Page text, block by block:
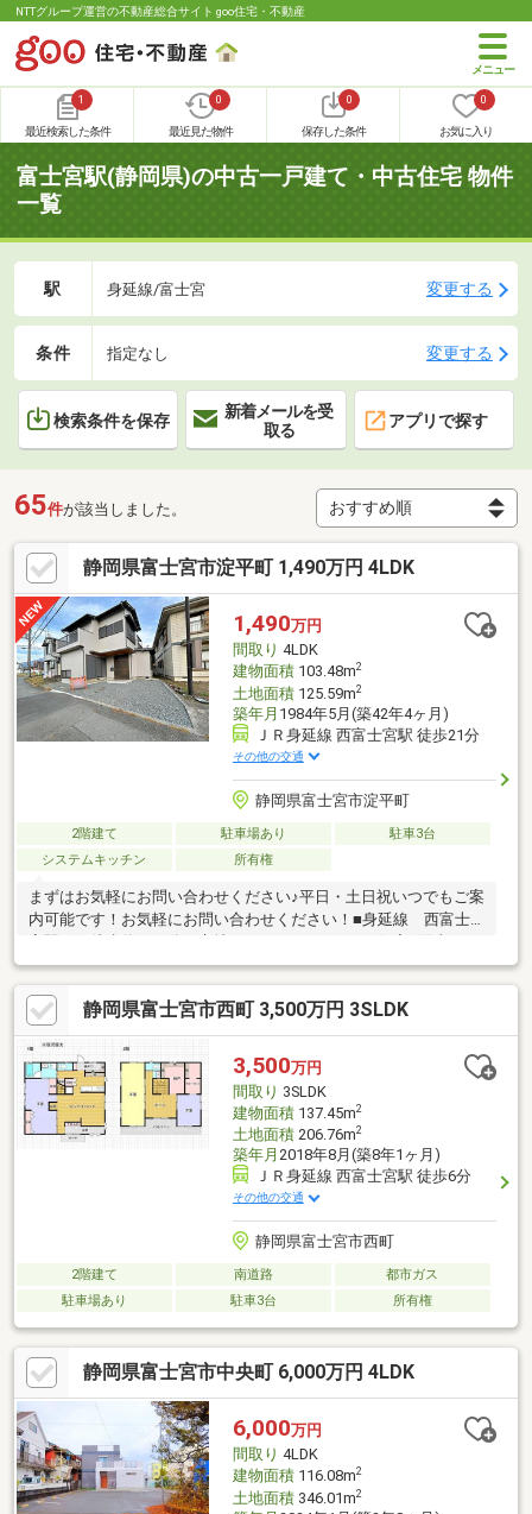
NTTグループ運営の不動産総合サイト goo住宅・不動産
1
最近検索した条件
0
最近見た物件
0
保存した条件
0
お気に入り
富士宮駅(静岡県)の中古一戸建て・中古住宅 物件
一覧
駅 身延線/富士宮 変更する
条件 指定なし 変更する
検索条件を保存
新着メールを受
取る
アプリで探す
65件が該当しました。
静岡県富士宮市淀平町 1,490万円 4LDK
1,490万円
間取り 4LDK
建物面積103.48m2
土地面積125.59m2
築年月 1984年5月(築42年4ヶ月)
ＪＲ身延線 西富士宮駅 徒歩21分
その他の交通
静岡県富士宮市淀平町
2階建て 駐車場あり
駐車3台
システムキッチン
所有権
まずはお気軽にお問い合わせください♪平日・土日祝いつでもご案
内可能です！お気軽にお問い合わせください！■身延線 西富士
良好です《周辺環境》◎マックスバリュまで約280ｍ◎スギドラ
ッグまで約450ｍ◎セブンイレブンまで約490ｍ
静岡県富士宮市西町 3,500万円 3SLDK
3,500万円
間取り 3SLDK
建物面積137.45m2
土地面積206.76m2
築年月 2018年8月(築8年1ヶ月)
ＪＲ身延線 西富士宮駅 徒歩6分
その他の交通
静岡県富士宮市西町
2階建て 南道路
都市ガス
駐車場あり
駐車3台 所有権
静岡県富士宮市中央町 6,000万円 4LDK
6,000万円
間取り 4LDK
建物面積116.08m2
土地面積346.01m2